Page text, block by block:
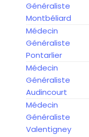
Généraliste
Montbéliard
Médecin
Généraliste
Pontarlier
Médecin
Généraliste
Audincourt
Médecin
Généraliste
Valentigney